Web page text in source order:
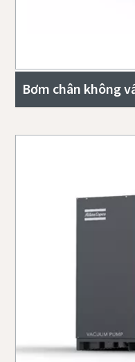
Bơm chân không